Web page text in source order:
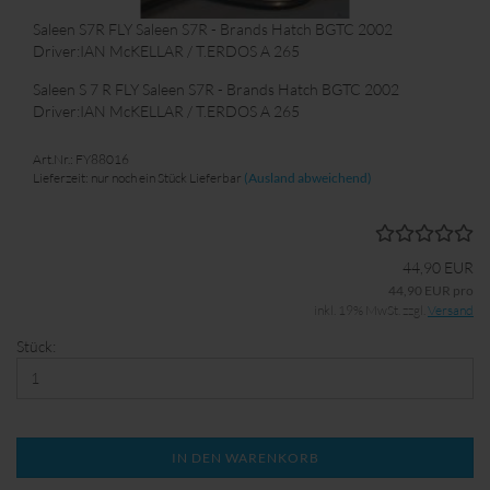
Saleen S7R FLY Saleen S7R - Brands Hatch BGTC 2002
Driver:IAN McKELLAR / T.ERDOS A 265
Saleen S 7 R FLY Saleen S7R - Brands Hatch BGTC 2002
Driver:IAN McKELLAR / T.ERDOS A 265
Art.Nr.: FY88016
Lieferzeit: nur noch ein Stück Lieferbar (Ausland abweichend)
44,90 EUR
44,90 EUR pro
inkl. 19% MwSt. zzgl. Versand
Stück:
IN DEN WARENKORB